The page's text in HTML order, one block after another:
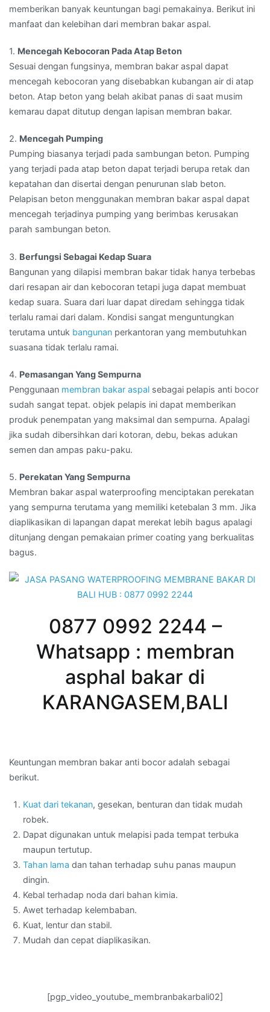
memberikan banyak keuntungan bagi pemakainya. Berikut ini
manfaat dan kelebihan dari membran bakar aspal.
1. Mencegah Kebocoran Pada Atap Beton
Sesuai dengan fungsinya, membran bakar aspal dapat
mencegah kebocoran yang disebabkan kubangan air di atap
beton. Atap beton yang belah akibat panas di saat musim
kemarau dapat ditutup dengan lapisan membran bakar.
2. Mencegah Pumping
Pumping biasanya terjadi pada sambungan beton. Pumping
yang terjadi pada atap beton dapat terjadi berupa retak dan
kepatahan dan disertai dengan penurunan slab beton.
Pelapisan beton menggunakan membran bakar aspal dapat
mencegah terjadinya pumping yang berimbas kerusakan
parah sambungan beton.
3. Berfungsi Sebagai Kedap Suara
Bangunan yang dilapisi membran bakar tidak hanya terbebas
dari resapan air dan kebocoran tetapi juga dapat membuat
kedap suara. Suara dari luar dapat diredam sehingga tidak
terlalu ramai dari dalam. Kondisi sangat menguntungkan
terutama untuk bangunan perkantoran yang membutuhkan
suasana tidak terlalu ramai.
4. Pemasangan Yang Sempurna
Penggunaan membran bakar aspal sebagai pelapis anti bocor
sudah sangat tepat. objek pelapis ini dapat memberikan
produk penempatan yang maksimal dan sempurna. Apalagi
jika sudah dibersihkan dari kotoran, debu, bekas adukan
semen dan ampas paku-paku.
5. Perekatan Yang Sempurna
Membran bakar aspal waterproofing menciptakan perekatan
yang sempurna terutama yang memiliki ketebalan 3 mm. Jika
diaplikasikan di lapangan dapat merekat lebih bagus apalagi
ditunjang dengan pemakaian primer coating yang berkualitas
bagus.
0877 0992 2244 –
Whatsapp : membran
asphal bakar di
KARANGASEM,BALI
Keuntungan membran bakar anti bocor adalah sebagai
berikut.
Kuat dari tekanan, gesekan, benturan dan tidak mudah
robek.
Dapat digunakan untuk melapisi pada tempat terbuka
maupun tertutup.
Tahan lama dan tahan terhadap suhu panas maupun
dingin.
Kebal terhadap noda dari bahan kimia.
Awet terhadap kelembaban.
Kuat, lentur dan stabil.
Mudah dan cepat diaplikasikan.
[pgp_video_youtube_membranbakarbali02]